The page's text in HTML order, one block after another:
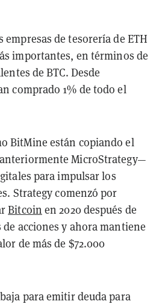
de tesorería de ETH
importantes, en términos de
de BTC. Desde
comprado 1% de todo el
BitMine están copiando el
MicroStrategy—
para impulsar los
Strategy comenzó por
Bitcoin en 2020 después de
acciones y ahora mantiene
de más de $72.000
para emitir deuda para